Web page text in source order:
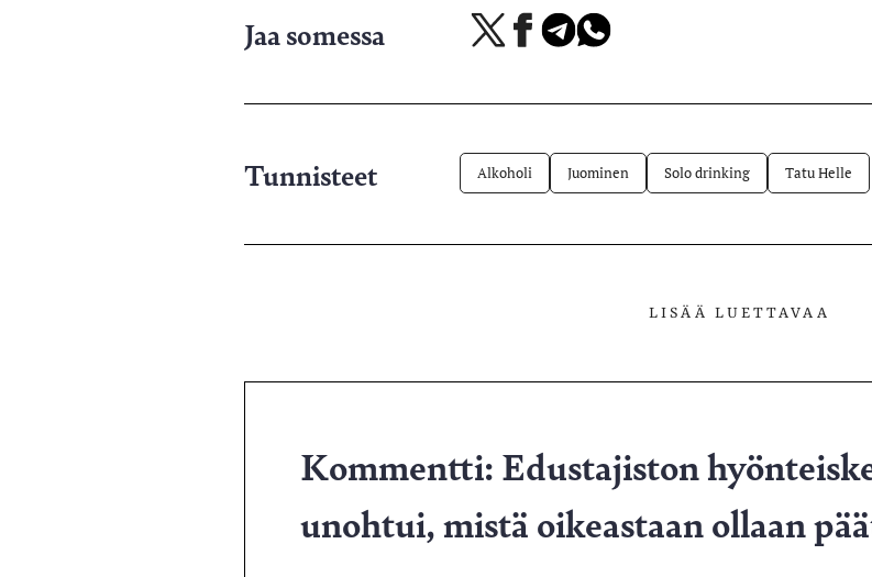
Jaa somessa
Jaa
palvelussa
Jaa Jaa Jaa
Tunnisteet Alkoholi Juominen Solo drinking Tatu Helle
LISÄÄ LUETTAVAA
Kommentti: Edustajiston
unohtui, mistä oikeastaan ollaan